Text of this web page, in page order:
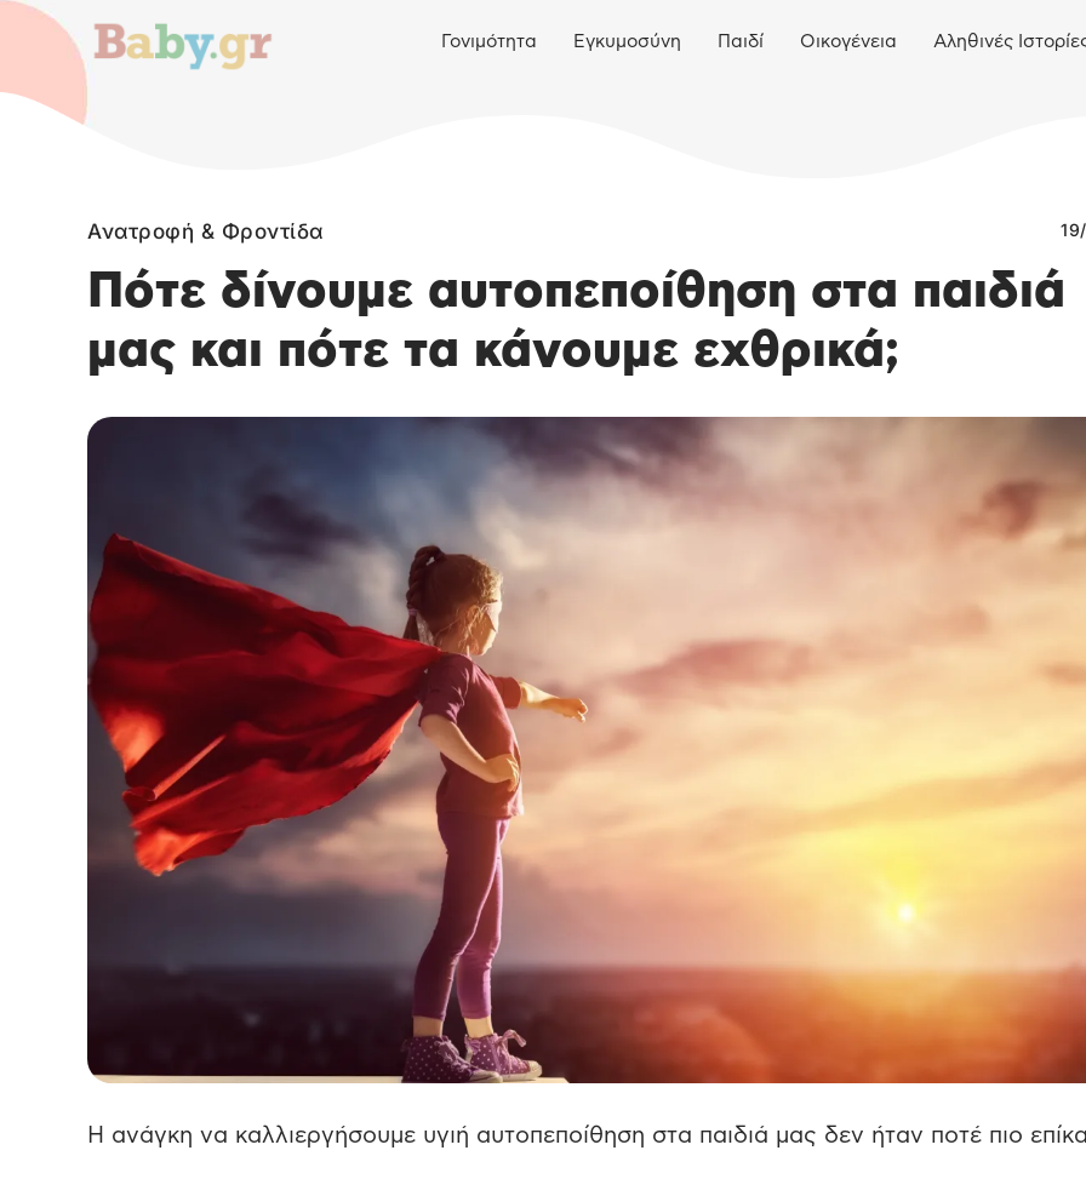
Γονιμότητα Εγκυμοσύνη Παιδί Οικογένεια Αληθινές
Ανατροφή & Φροντίδα
Πότε δίνουμε αυτοπεποίθηση στα παιδιά
μας και πότε τα κάνουμε εχθρικά;
Η ανάγκη να καλλιεργήσουμε υγιή αυτοπεποίθηση στα παιδιά μας δεν ήταν ποτέ πιο